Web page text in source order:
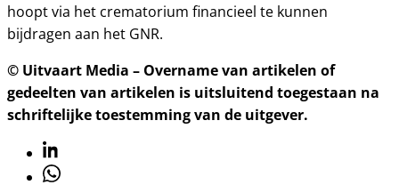
hoopt via het crematorium financieel te kunnen
bijdragen aan het GNR.
© Uitvaart Media – Overname van artikelen of
gedeelten van artikelen is uitsluitend toegestaan na
schriftelijke toestemming van de uitgever.
Linkedin
Whatsapp